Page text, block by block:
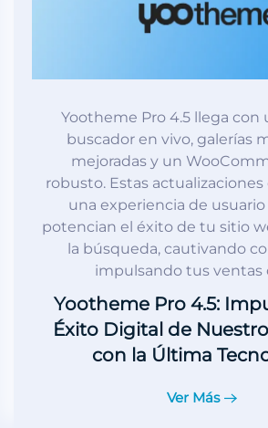
Yootheme Pro 4.5 llega
buscador en vivo, galerías
mejoradas y un
robusto. Estas
una experiencia de
potencian el éxito de tu sitio
la búsqueda, cautivando
impulsando tus ventas
Yootheme Pro 4.5:
Éxito Digital de
con la Última
Ver Más